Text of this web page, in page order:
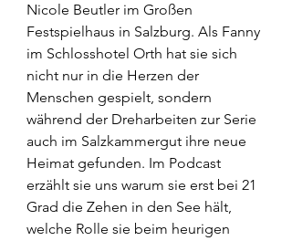
Nicole Beutler im Großen
Festspielhaus in Salzburg. Als Fanny
im Schlosshotel Orth hat sie sich
nicht nur in die Herzen der
Menschen gespielt, sondern
während der Dreharbeiten zur Serie
auch im Salzkammergut ihre neue
Heimat gefunden. Im Podcast
erzählt sie uns warum sie erst bei 21
Grad die Zehen in den See hält,
welche Rolle sie beim heurigen